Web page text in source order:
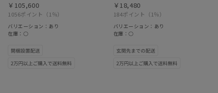
1056ポイント （1％）
￥105,600
バリエーション：あり
在庫：○
184ポイント （1％）
￥18,480
バリエーション：あり
在庫：○